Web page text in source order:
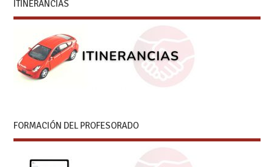
ITINERANCIAS
FORMACIÓN DEL PROFESORADO